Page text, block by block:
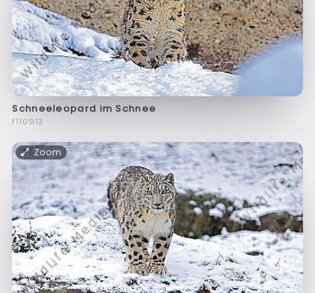
Schneeleopard im Schnee
f110913
Zoom